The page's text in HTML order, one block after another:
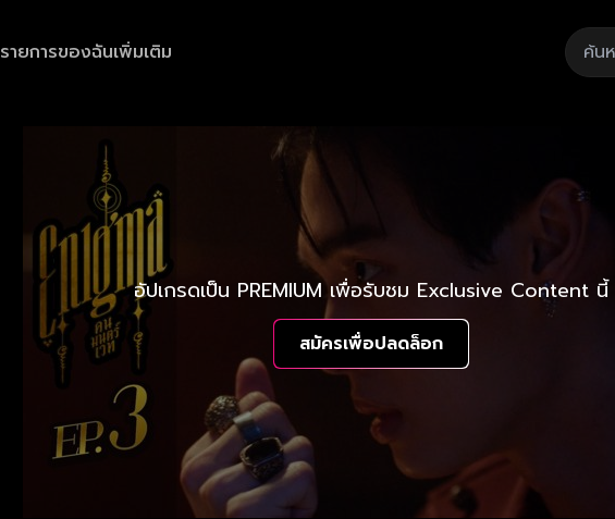
รายการของฉันเพิ่มเติม
อัปเกรดเป็น PREMIUM เพื่อรับชม Exclusive Content นี้
สมัครเพื่อปลดล็อก